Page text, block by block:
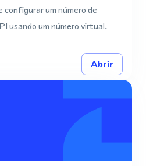
configurar um número de
usando um número virtual.
Abrir